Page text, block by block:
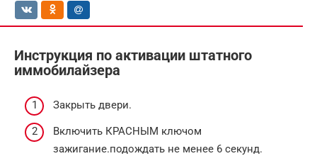
Инструкция по активации штатного
иммобилайзера
Закрыть двери.
Включить КРАСНЫМ ключом
зажигание.подождать не менее 6 секунд.